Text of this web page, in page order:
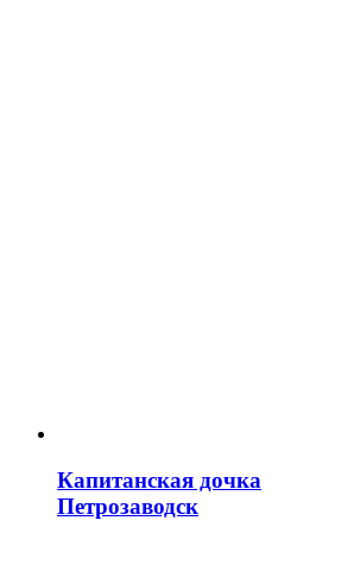
Капитанская дочка
Петрозаводск